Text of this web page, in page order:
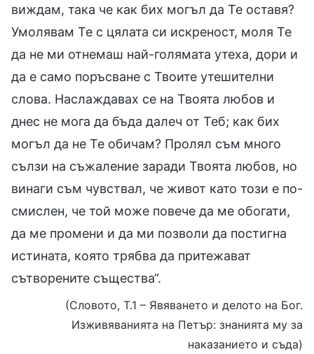
виждам, така че как бих могъл да Те оставя?
Умолявам Те с цялата си искреност, моля Те
да не ми отнемаш най-голямата утеха, дори и
да е само поръсване с Твоите утешителни
слова. Наслаждавах се на Твоята любов и
днес не мога да бъда далеч от Теб; как бих
могъл да не Те обичам? Пролял съм много
сълзи на съжаление заради Твоята любов, но
винаги съм чувствал, че живот като този е по-
смислен, че той може повече да ме обогати,
да ме промени и да ми позволи да постигна
истината, която трябва да притежават
сътворените същества“.
(Словото, Т.1 – Явяването и делото на Бог.
Изживяванията на Петър: знанията му за
наказанието и съда)